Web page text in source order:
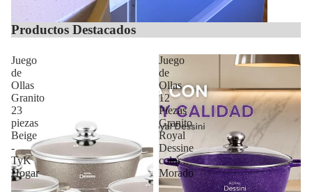
Productos Destacados
Juego
de
Ollas
Granito
23
piezas
Beige
-
TyK
Hogar
Juego
de
Ollas
12
Piezas
Granito
Royal
Dessine
color
Morado